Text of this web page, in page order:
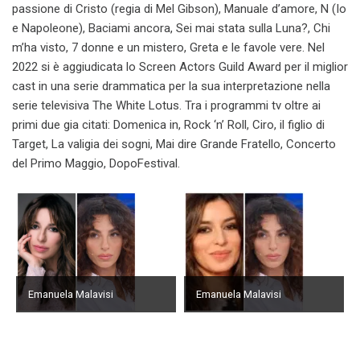
passione di Cristo (regia di Mel Gibson), Manuale d’amore, N (Io
e Napoleone), Baciami ancora, Sei mai stata sulla Luna?, Chi
m’ha visto, 7 donne e un mistero, Greta e le favole vere. Nel
2022 si è aggiudicata lo Screen Actors Guild Award per il miglior
cast in una serie drammatica per la sua interpretazione nella
serie televisiva The White Lotus. Tra i programmi tv oltre ai
primi due gia citati: Domenica in, Rock ‘n’ Roll, Ciro, il figlio di
Target, La valigia dei sogni, Mai dire Grande Fratello, Concerto
del Primo Maggio, DopoFestival.
Emanuela Malavisi Emanuela Malavisi